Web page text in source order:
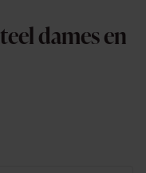
dames en